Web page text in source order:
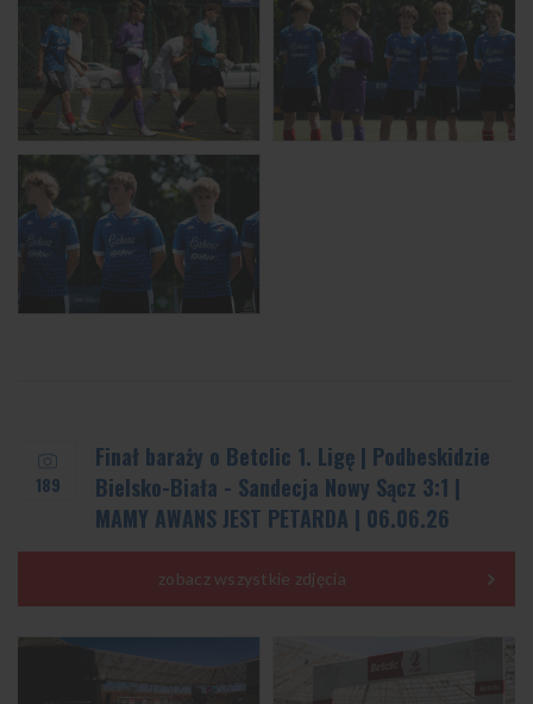
189
Finał baraży o Betclic 1. Ligę | Podbeskidzie
Bielsko-Biała - Sandecja Nowy Sącz 3:1 |
MAMY AWANS JEST PETARDA | 06.06.26
zobacz wszystkie zdjęcia